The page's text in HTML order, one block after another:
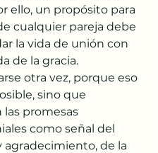
ello, un propósito para
cualquier pareja debe
la vida de unión con
de la gracia.
otra vez, porque eso
sino que
las promesas
como señal del
agradecimiento, de la